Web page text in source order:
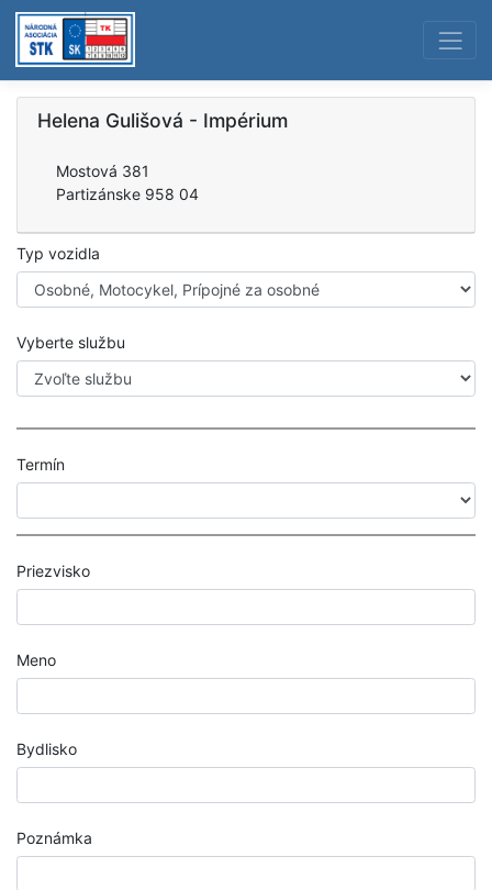
Helena Gulišová - Impérium
Mostová 381
Partizánske 958 04
Typ vozidla
Vyberte službu
Termín
Priezvisko
Meno
Bydlisko
Poznámka